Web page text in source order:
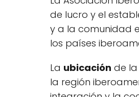
de lucro y el
y a la comunidad
los países
La ubicación de la
la región